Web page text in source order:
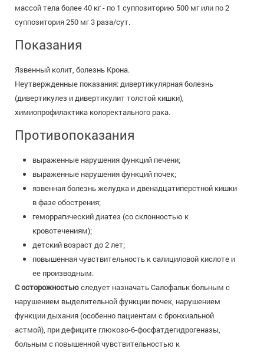
массой тела более 40 кг - по 1 суппозиторию 500 мг или по 2
суппозитория 250 мг 3 раза/сут.
Показания
Язвенный колит, болезнь Крона.
Неутвержденные показания: дивертикулярная болезнь
(дивертикулез и дивертикулит толстой кишки),
химиопрофилактика колоректального рака.
Противопоказания
выраженные нарушения функций печени;
выраженные нарушения функций почек;
язвенная болезнь желудка и двенадцатиперстной кишки
в фазе обострения;
геморрагический диатез (со склонностью к
кровотечениям);
детский возраст до 2 лет;
повышенная чувствительность к салициловой кислоте и
ее производным.
С осторожностьюследует назначать Салофальк больным с
нарушением выделительной функции почек, нарушением
функции дыхания (особенно пациентам с бронхиальной
астмой), при дефиците глюкозо-6-фосфатдегидрогеназы,
больным с повышенной чувствительностью к